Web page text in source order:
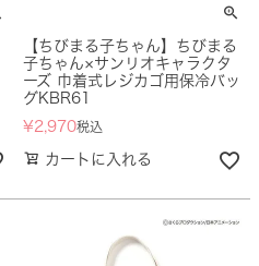
【ちびまる子ちゃん】ちびまる
子ちゃん×サンリオキャラクタ
ーズ 巾着式レジカゴ用保冷バッ
グKBR61
¥2,970税込
カートに入れる